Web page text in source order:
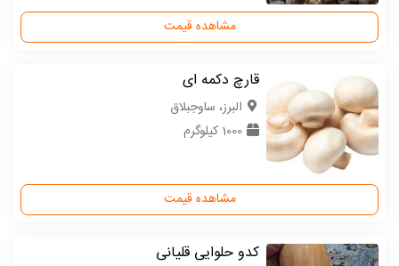
مشاهده قیمت
قارچ دکمه ای
البرز، ساوجبلاق
1000 کیلوگرم
مشاهده قیمت
کدو حلوایی قلیانی